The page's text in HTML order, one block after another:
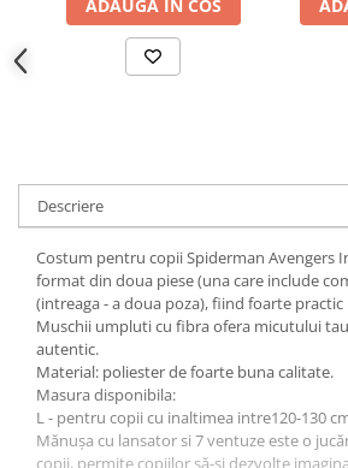
Mori cereale si furaje
ELECTRONICE
Stative
Cantare electronice comerciale
Casti audio telefoane
Masini de gaurit si insurubat
INSTRUMENTE MUZICALE
Accesorii chitara
Accesorii vioara-viola
Chitare clasice
ADAUGA IN COS
Descriere
Costum pentru copii Spiderman Avengers
format din doua piese (una care include
(intreaga - a doua poza), fiind foarte
Muschii umpluti cu fibra ofera micutului
autentic.
Material: poliester de foarte buna calitate.
Masura disponibila:
L - pentru copii cu inaltimea intre120-130
Mănușa cu lansator si 7 ventuze este o
copii, permite copiilor să-și dezvolte